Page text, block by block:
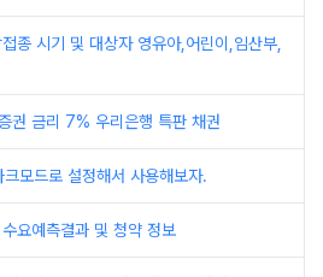
종 시기 및 대상자 영유아,어린이,임산부,
권 금리 7% 우리은행 특판 채권
모드로 설정해서 사용해보자.
요예측결과 및 청약 정보